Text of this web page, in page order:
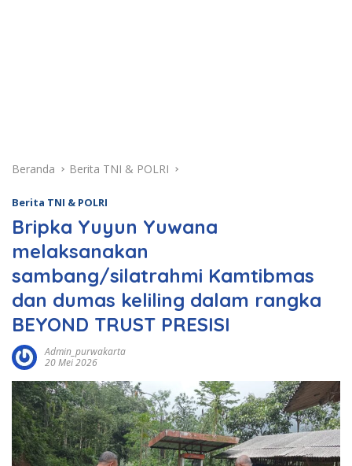
Beranda Berita TNI & POLRI
Berita TNI & POLRI
Bripka Yuyun Yuwana
melaksanakan
sambang/silatrahmi Kamtibmas
dan dumas keliling dalam rangka
BEYOND TRUST PRESISI
Admin_purwakarta
20 Mei 2026